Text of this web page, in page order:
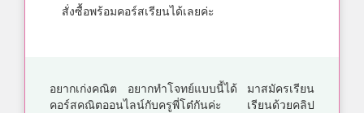
สั่งซื้อพร้อมคอร์สเรียนได้เลยค่ะ
อยากเก่งคณิต อยากทำโจทย์แบบนี้ได้ มาสมัครเรียน
คอร์สคณิตออนไลน์กับครูพี่โต๋กันค่ะ เรียนด้วยคลิป